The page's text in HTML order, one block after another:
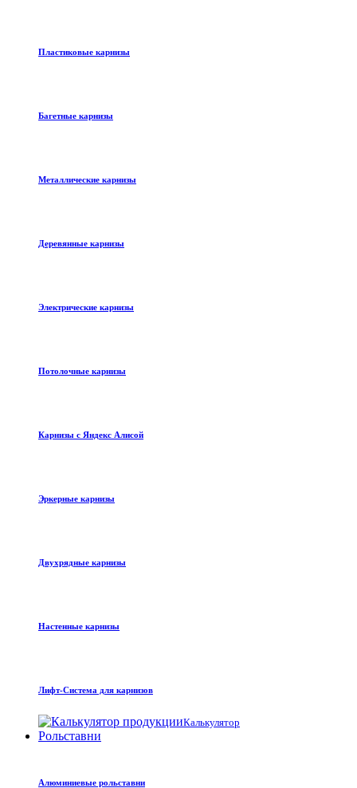
Пластиковые карнизы
Багетные карнизы
Металлические карнизы
Деревянные карнизы
Электрические карнизы
Потолочные карнизы
Карнизы с Яндекс Алисой
Эркерные карнизы
Двухрядные карнизы
Настенные карнизы
Лифт-Система для карнизов
Калькулятор
Рольставни
Алюминиевые рольставни